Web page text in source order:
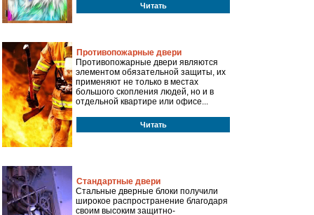
Читать
Противопожарные двери
Противопожарные двери являются
элементом обязательной защиты, их
применяют не только в местах
большого скопления людей, но и в
отдельной квартире или офисе...
Читать
Стандартные двери
Стальные дверные блоки получили
широкое распространение благодаря
своим высоким защитно-